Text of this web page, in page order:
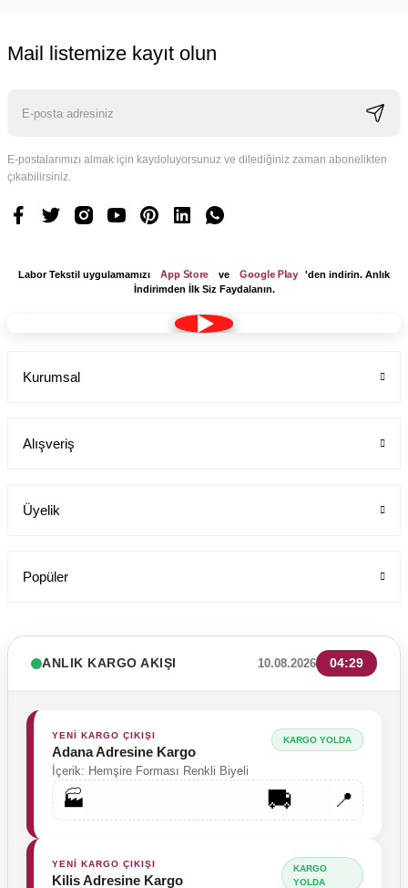
LABOR Erkek Siyah Deri Sabo Terlik 210 - Anatomik Taban (Sağlık
Labor Medikal Tekstil
949,00 TL
Mail listemize kayıt olun
E-postalarımızı almak için kaydoluyorsunuz ve dilediğiniz zaman abonelikten
çıkabilirsiniz.
Labor Tekstil uygulamamızı App Store ve Google Play 'den indirin. Anlık
İndirimden İlk Siz Faydalanın.
Kurumsal
Alışveriş
Üyelik
Popüler
ANLIK KARGO AKIŞI 10.08.2026 04:29
YENİ KARGO ÇIKIŞI
Adana Adresine Kargo
İçerik: Hemşire Forması Renkli Biyeli
KARGO YOLDA
🏭 🚚 📍
YENİ KARGO ÇIKIŞI
Kilis Adresine Kargo
KARGO
YOLDA